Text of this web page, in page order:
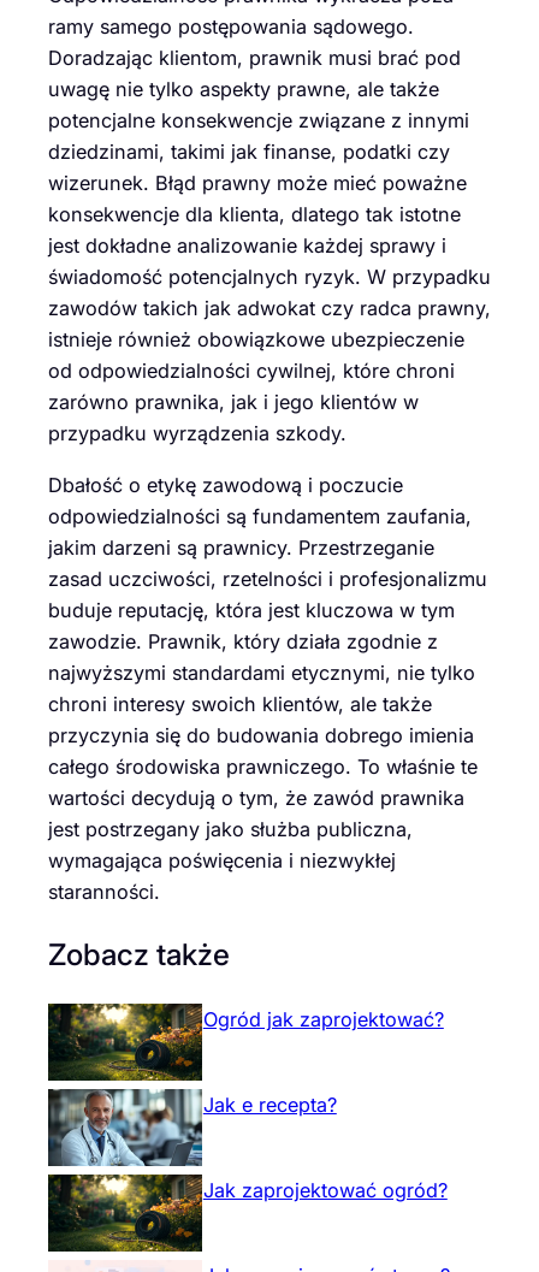
ramy samego postępowania sądowego.
Doradzając klientom, prawnik musi brać pod
uwagę nie tylko aspekty prawne, ale także
potencjalne konsekwencje związane z innymi
dziedzinami, takimi jak finanse, podatki czy
wizerunek. Błąd prawny może mieć poważne
konsekwencje dla klienta, dlatego tak istotne
jest dokładne analizowanie każdej sprawy i
świadomość potencjalnych ryzyk. W przypadku
zawodów takich jak adwokat czy radca prawny,
istnieje również obowiązkowe ubezpieczenie
od odpowiedzialności cywilnej, które chroni
zarówno prawnika, jak i jego klientów w
przypadku wyrządzenia szkody.
Dbałość o etykę zawodową i poczucie
odpowiedzialności są fundamentem zaufania,
jakim darzeni są prawnicy. Przestrzeganie
zasad uczciwości, rzetelności i profesjonalizmu
buduje reputację, która jest kluczowa w tym
zawodzie. Prawnik, który działa zgodnie z
najwyższymi standardami etycznymi, nie tylko
chroni interesy swoich klientów, ale także
przyczynia się do budowania dobrego imienia
całego środowiska prawniczego. To właśnie te
wartości decydują o tym, że zawód prawnika
jest postrzegany jako służba publiczna,
wymagająca poświęcenia i niezwykłej
staranności.
Zobacz także
Ogród jak zaprojektować?
Jak e recepta?
Jak zaprojektować ogród?